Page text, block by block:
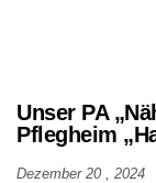
Unser PA
Pflegheim
Dezember 20 , 2024